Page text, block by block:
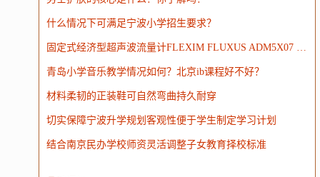
电子 娱乐 设计 摄影 nginx
WordPress HTTP 团建 数码电器
什么情况下可满足宁波小学招生要求？
固定式经济型超声波流量计FLEXIM FLUXUS ADM5X07 经济型超声波流量计
青岛小学音乐教学情况如何？北京ib课程好不好？
材料柔韧的正装鞋可自然弯曲持久耐穿
切实保障宁波升学规划客观性便于学生制定学习计划
结合南京民办学校师资灵活调整子女教育择校标准